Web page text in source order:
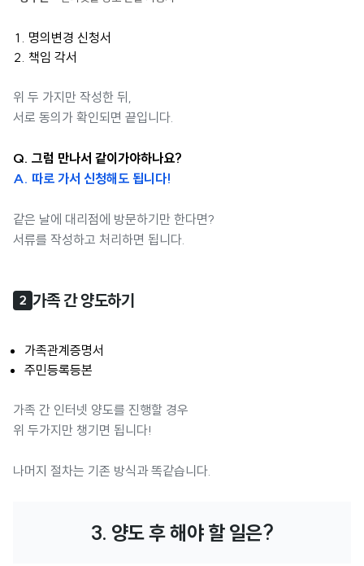
명의변경 신청서
책임 각서
위 두 가지만 작성한 뒤,
서로 동의가 확인되면 끝입니다.
Q. 그럼 만나서 같이가야하나요?
A. 따로 가서 신청해도 됩니다!
같은 날에 대리점에 방문하기만 한다면?
서류를 작성하고 처리하면 됩니다.
2 가족 간 양도하기
가족관계증명서
주민등록등본
가족 간 인터넷 양도를 진행할 경우
위 두가지만 챙기면 됩니다!
나머지 절차는 기존 방식과 똑같습니다.
3. 양도 후 해야 할 일은?